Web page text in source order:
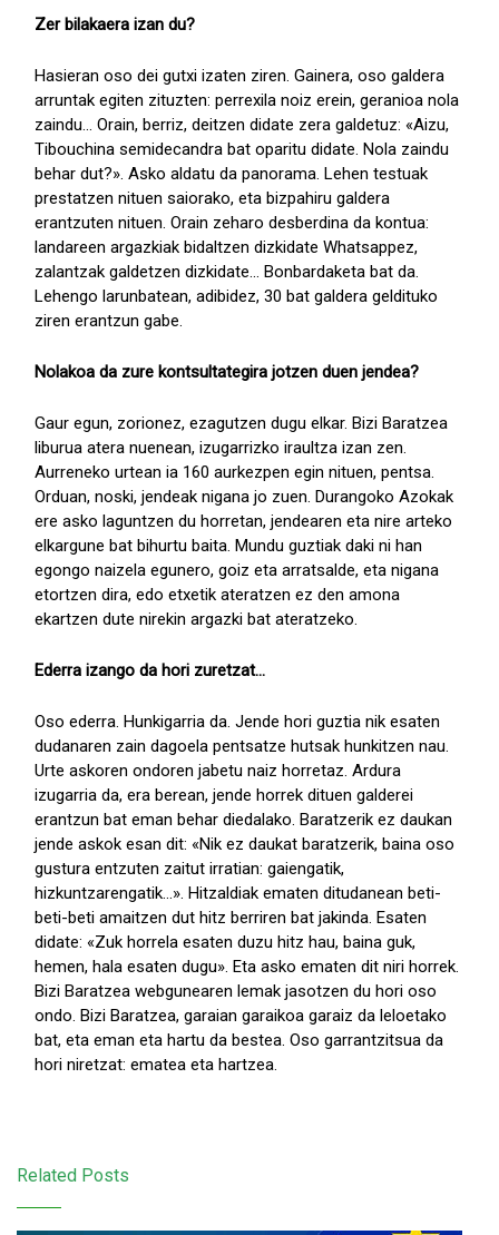
Zer bilakaera izan du?
Hasieran oso dei gutxi izaten ziren. Gainera, oso galdera
arruntak egiten zituzten: perrexila noiz erein, geranioa nola
zaindu... Orain, berriz, deitzen didate zera galdetuz: «Aizu,
Tibouchina semidecandra bat oparitu didate. Nola zaindu
behar dut?». Asko aldatu da panorama. Lehen testuak
prestatzen nituen saiorako, eta bizpahiru galdera
erantzuten nituen. Orain zeharo desberdina da kontua:
landareen argazkiak bidaltzen dizkidate Whatsappez,
zalantzak galdetzen dizkidate... Bonbardaketa bat da.
Lehengo larunbatean, adibidez, 30 bat galdera geldituko
ziren erantzun gabe.
Nolakoa da zure kontsultategira jotzen duen jendea?
Gaur egun, zorionez, ezagutzen dugu elkar. Bizi Baratzea
liburua atera nuenean, izugarrizko iraultza izan zen.
Aurreneko urtean ia 160 aurkezpen egin nituen, pentsa.
Orduan, noski, jendeak nigana jo zuen. Durangoko Azokak
ere asko laguntzen du horretan, jendearen eta nire arteko
elkargune bat bihurtu baita. Mundu guztiak daki ni han
egongo naizela egunero, goiz eta arratsalde, eta nigana
etortzen dira, edo etxetik ateratzen ez den amona
ekartzen dute nirekin argazki bat ateratzeko.
Ederra izango da hori zuretzat...
Oso ederra. Hunkigarria da. Jende hori guztia nik esaten
dudanaren zain dagoela pentsatze hutsak hunkitzen nau.
Urte askoren ondoren jabetu naiz horretaz. Ardura
izugarria da, era berean, jende horrek dituen galderei
erantzun bat eman behar diedalako. Baratzerik ez daukan
jende askok esan dit: «Nik ez daukat baratzerik, baina oso
gustura entzuten zaitut irratian: gaiengatik,
hizkuntzarengatik...». Hitzaldiak ematen ditudanean beti-
beti-beti amaitzen dut hitz berriren bat jakinda. Esaten
didate: «Zuk horrela esaten duzu hitz hau, baina guk,
hemen, hala esaten dugu». Eta asko ematen dit niri horrek.
Bizi Baratzea webgunearen lemak jasotzen du hori oso
ondo. Bizi Baratzea, garaian garaikoa garaiz da leloetako
bat, eta eman eta hartu da bestea. Oso garrantzitsua da
hori niretzat: ematea eta hartzea.
Related Posts